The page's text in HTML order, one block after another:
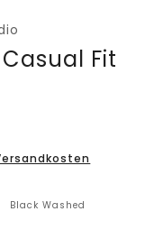
Fit
Black Washed